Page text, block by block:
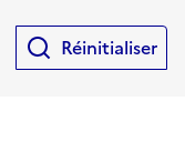
RechercherRéinitialiser